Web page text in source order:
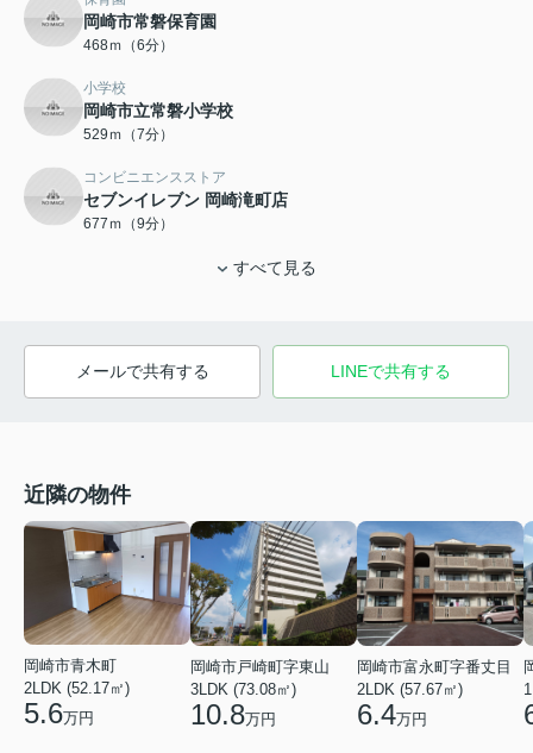
岡崎市常磐保育園
468ｍ（6分）
小学校
岡崎市立常磐小学校
529ｍ（7分）
コンビニエンスストア
セブンイレブン 岡崎滝町店
677ｍ（9分）
すべて見る
メールで共有する LINEで共有する
近隣の物件
岡崎市青木町
2LDK (52.17㎡)
5.6万円
岡崎市戸崎町字東山
3LDK (73.08㎡)
10.8万円
岡崎市富永町字番丈目
2LDK (57.67㎡)
6.4万円